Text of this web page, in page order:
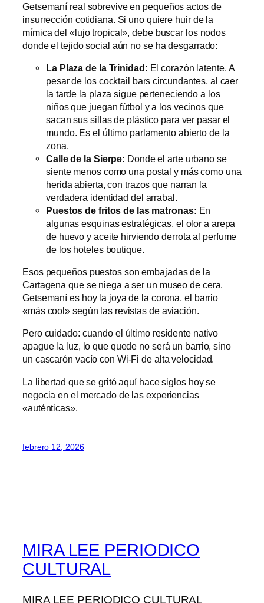
Getsemaní real sobrevive en pequeños actos de
insurrección cotidiana. Si uno quiere huir de la
mímica del «lujo tropical», debe buscar los nodos
donde el tejido social aún no se ha desgarrado:
La Plaza de la Trinidad: El corazón latente. A
pesar de los cocktail bars circundantes, al caer
la tarde la plaza sigue perteneciendo a los
niños que juegan fútbol y a los vecinos que
sacan sus sillas de plástico para ver pasar el
mundo. Es el último parlamento abierto de la
zona.
Calle de la Sierpe: Donde el arte urbano se
siente menos como una postal y más como una
herida abierta, con trazos que narran la
verdadera identidad del arrabal.
Puestos de fritos de las matronas: En
algunas esquinas estratégicas, el olor a arepa
de huevo y aceite hirviendo derrota al perfume
de los hoteles boutique.
Esos pequeños puestos son embajadas de la
Cartagena que se niega a ser un museo de cera.
Getsemaní es hoy la joya de la corona, el barrio
«más cool» según las revistas de aviación.
Pero cuidado: cuando el último residente nativo
apague la luz, lo que quede no será un barrio, sino
un cascarón vacío con Wi-Fi de alta velocidad.
La libertad que se gritó aquí hace siglos hoy se
negocia en el mercado de las experiencias
«auténticas».
febrero 12, 2026
MIRA LEE PERIODICO
CULTURAL
MIRA LEE PERIODICO CULTURAL